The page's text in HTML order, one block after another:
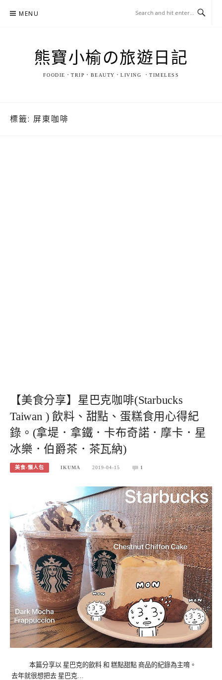
MENU
熊寶小榆の旅遊日記
FOODIE．TRIP．BEAUTY．LIVING ．TIMELESS
標籤: 屏東咖啡
【美食分享】星巴克咖啡(Starbucks
Taiwan ) 飲料、甜點、蛋糕食用心得紀
錄。(拿堤．拿鐵．卡布奇諾．摩卡．星
冰樂．伯爵茶．茶瓦納)
美食-懶人包 IKUMA 2019-04-15 1
本篇分享以 星巴克的飲料 和 糕點甜點 商品的紀錄為主唷。
去年就很想把去 星巴克…